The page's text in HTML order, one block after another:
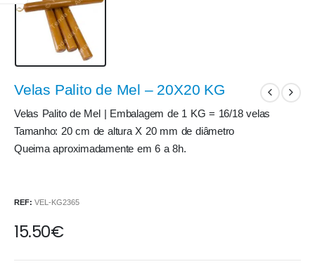
Velas Palito de Mel – 20X20 KG
Velas Palito de Mel | Embalagem de 1 KG = 16/18 velas
Tamanho: 20 cm de altura X 20 mm de diâmetro
Queima aproximadamente em 6 a 8h.
REF: VEL-KG2365
15.50€